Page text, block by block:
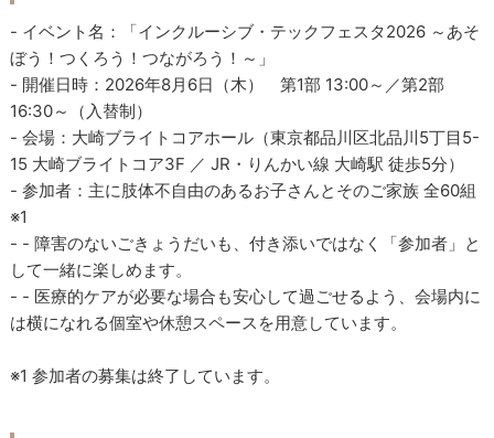
- イベント名：「インクルーシブ・テックフェスタ2026 ～あそ
ぼう！つくろう！つながろう！～」
- 開催日時：2026年8月6日（木） 第1部 13:00～／第2部
16:30～（入替制）
- 会場：大崎ブライトコアホール（東京都品川区北品川5丁目5-
15 大崎ブライトコア3F ／ JR・りんかい線 大崎駅 徒歩5分）
- 参加者：主に肢体不自由のあるお子さんとそのご家族 全60組
※1
- - 障害のないごきょうだいも、付き添いではなく「参加者」と
して一緒に楽しめます。
- - 医療的ケアが必要な場合も安心して過ごせるよう、会場内に
は横になれる個室や休憩スペースを用意しています。
※1 参加者の募集は終了しています。